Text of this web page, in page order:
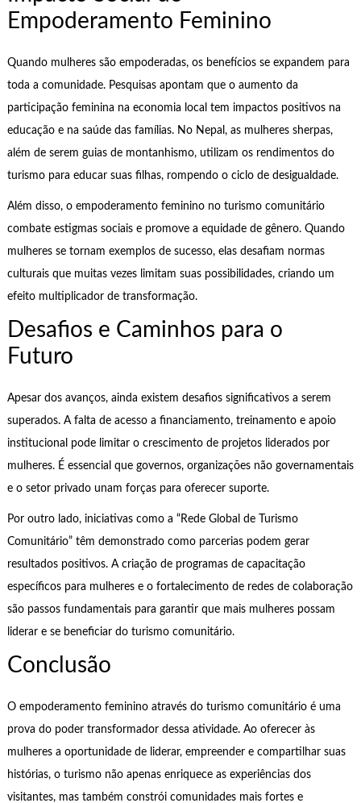
Empoderamento Feminino
Quando mulheres são empoderadas, os benefícios se expandem para
toda a comunidade. Pesquisas apontam que o aumento da
participação feminina na economia local tem impactos positivos na
educação e na saúde das famílias. No Nepal, as mulheres sherpas,
além de serem guias de montanhismo, utilizam os rendimentos do
turismo para educar suas filhas, rompendo o ciclo de desigualdade.
Além disso, o empoderamento feminino no turismo comunitário
combate estigmas sociais e promove a equidade de gênero. Quando
mulheres se tornam exemplos de sucesso, elas desafiam normas
culturais que muitas vezes limitam suas possibilidades, criando um
efeito multiplicador de transformação.
Desafios e Caminhos para o
Futuro
Apesar dos avanços, ainda existem desafios significativos a serem
superados. A falta de acesso a financiamento, treinamento e apoio
institucional pode limitar o crescimento de projetos liderados por
mulheres. É essencial que governos, organizações não governamentais
e o setor privado unam forças para oferecer suporte.
Por outro lado, iniciativas como a “Rede Global de Turismo
Comunitário” têm demonstrado como parcerias podem gerar
resultados positivos. A criação de programas de capacitação
específicos para mulheres e o fortalecimento de redes de colaboração
são passos fundamentais para garantir que mais mulheres possam
liderar e se beneficiar do turismo comunitário.
Conclusão
O empoderamento feminino através do turismo comunitário é uma
prova do poder transformador dessa atividade. Ao oferecer às
mulheres a oportunidade de liderar, empreender e compartilhar suas
histórias, o turismo não apenas enriquece as experiências dos
visitantes, mas também constrói comunidades mais fortes e